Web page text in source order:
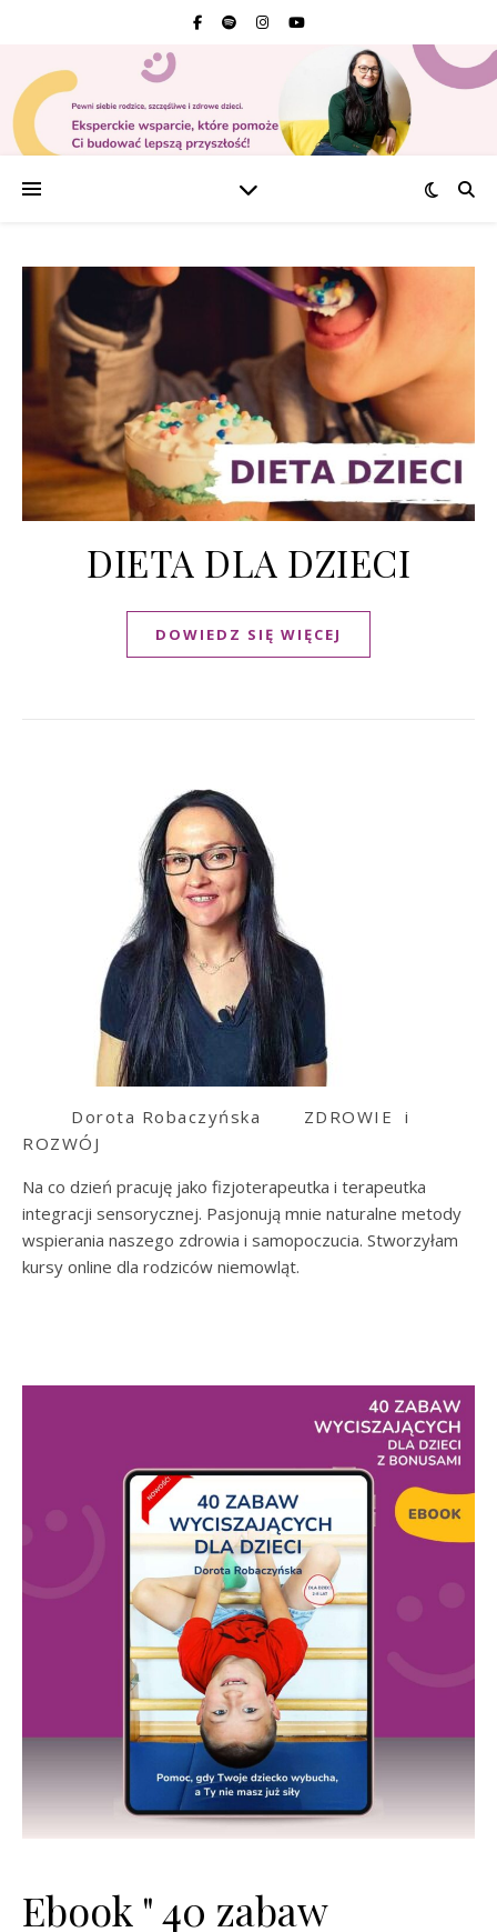
DIETA DLA DZIECI
DOWIEDZ SIĘ WIĘCEJ
Dorota Robaczyńska ZDROWIE i
ROZWÓJ
Na co dzień pracuję jako fizjoterapeutka i terapeutka
integracji sensorycznej. Pasjonują mnie naturalne metody
wspierania naszego zdrowia i samopoczucia. Stworzyłam
kursy online dla rodziców niemowląt.
Ebook " 40 zabaw